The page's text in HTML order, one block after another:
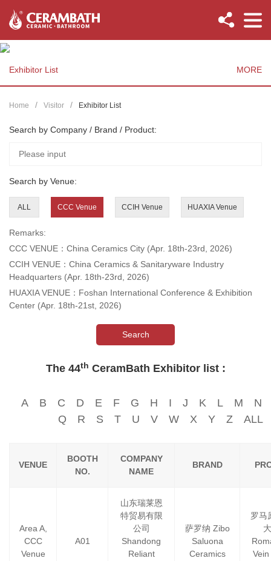
Exhibitor List MORE
Home Visitor Exhibitor List
Search by Company / Brand / Product:
Search by Venue:
ALL CCC Venue CCIH Venue HUAXIA Venue
Remarks:
CCC VENUE：China Ceramics City (Apr. 18th-23rd, 2026)
CCIH VENUE：China Ceramics & Sanitaryware Industry
Headquarters (Apr. 18th-23rd, 2026)
HUAXIA VENUE：Foshan International Conference & Exhibition
Center (Apr. 18th-21st, 2026)
Search
The 44th CeramBath Exhibitor list :
A B C D E F G H I J K L M
N
Q
R S T U V W X Y Z ALL
VENUE
BOOTH
NO.
COMPANY
NAME
BRAND
Area A,
CCC
Venue
A01
山东瑞莱恩
特贸易有限
公司
Shandong
Reliant
萨罗纳 Zibo
Saluona
Ceramics
罗马